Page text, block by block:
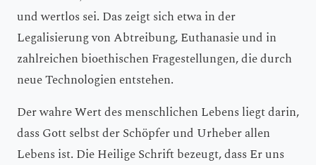
und wertlos sei. Das zeigt sich etwa in der
Legalisierung von Abtreibung, Euthanasie und in
zahlreichen bioethischen Fragestellungen, die durch
neue Technologien entstehen.
Der wahre Wert des menschlichen Lebens liegt darin,
dass Gott selbst der Schöpfer und Urheber allen
Lebens ist. Die Heilige Schrift bezeugt, dass Er uns